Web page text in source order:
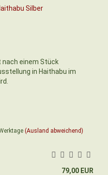
einem Stück
in Haithabu im
(Ausland abweichend)
79,00 EUR